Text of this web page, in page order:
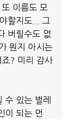
이름도 모
할지도... 그
버릴수도 없
뭔지 아시는
? 미리 감사
수 있는 벌레
이 되는 먼